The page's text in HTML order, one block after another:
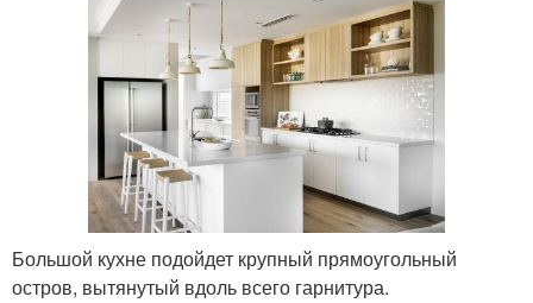
Большой кухне подойдет крупный прямоугольный
остров, вытянутый вдоль всего гарнитура.